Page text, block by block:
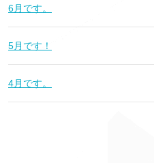
6月です。
5月です！
4月です。